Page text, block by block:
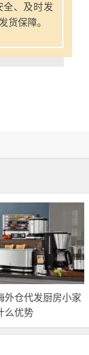
全、及时发
货保障。
外仓代发厨房小家
么优势